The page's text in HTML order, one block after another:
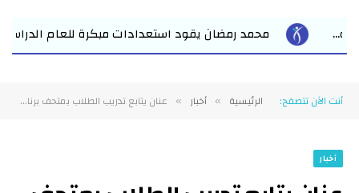
مبكرة للعام الدراسي الجديد بفاقوس لقاء موسع يجمع نواب
أنت الآن تتصفح: الرئيسية » أخبار » عنان يتابع تدريب الطلاب بمتحف برنامج علوم البترول والمياه ويلتقى اعضاء اللجنة العلمية الدائمة بالمجلس الأعلى للجامعات
أخبار